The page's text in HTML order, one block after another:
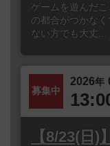
ゲームを遊んだ
の都合がつかな
ない方でも大丈...
募集中
2026年
【8/23(日